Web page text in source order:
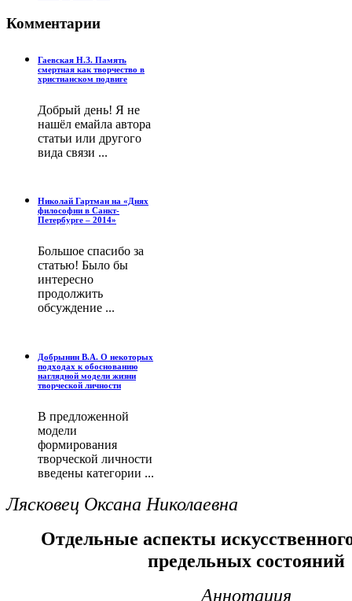
Комментарии
Гаевская Н.З. Память
смертная как творчество в
христианском подвиге
Добрый день! Я не
нашёл емайла автора
статьи или другого
вида связи ...
Николай Гартман на «Днях
философии в Санкт-
Петербурге – 2014»
Большое спасибо за
статью! Было бы
интересно
продолжить
обсуждение ...
Добрынин В.А. О некоторых
подходах к обоснованию
наглядной модели жизни
творческой личности
В предложенной
модели
формирования
творческой личности
введены категории ...
Лясковец Оксана Николаевна
Отдельные аспекты
предельных состояний
Аннотация